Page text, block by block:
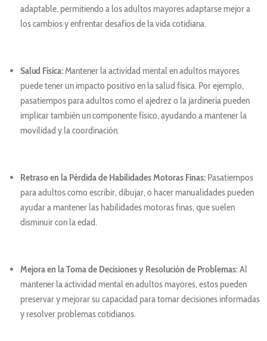
adaptable, permitiendo a los adultos mayores adaptarse mejor a
los cambios y enfrentar desafíos de la vida cotidiana.
Salud Física: Mantener la actividad mental en adultos mayores
puede tener un impacto positivo en la salud física. Por ejemplo,
pasatiempos para adultos como el ajedrez o la jardinería pueden
implicar también un componente físico, ayudando a mantener la
movilidad y la coordinación.
Retraso en la Pérdida de Habilidades Motoras Finas: Pasatiempos
para adultos como escribir, dibujar, o hacer manualidades pueden
ayudar a mantener las habilidades motoras finas, que suelen
disminuir con la edad.
Mejora en la Toma de Decisiones y Resolución de Problemas:Al
mantener la actividad mental en adultos mayores, estos pueden
preservar y mejorar su capacidad para tomar decisiones informadas
y resolver problemas cotidianos.